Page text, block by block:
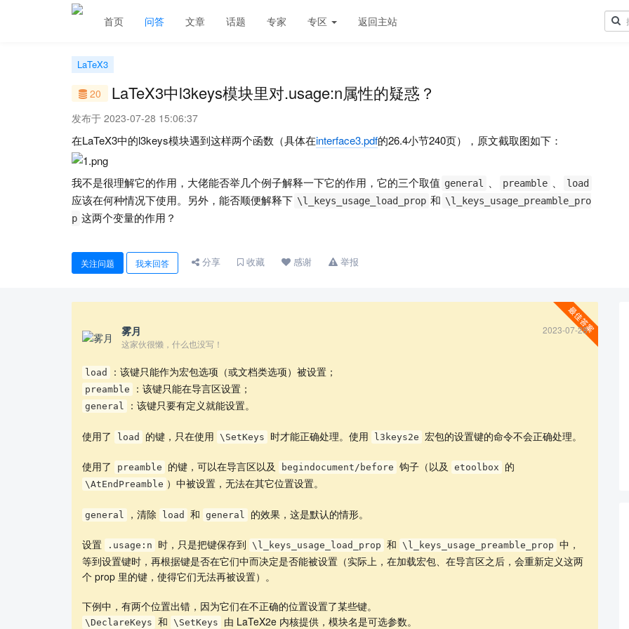
首页 问答 文章 话题 专家 专区 返回主站
LaTeX3
20 LaTeX3中l3keys模块里对.usage:n属性的疑惑？
发布于 2023-07-28 15:06:37
在LaTeX3中的l3keys模块遇到这样两个函数（具体在interface3.pdf的26.4小节240页），原文截取图如下：
我不是很理解它的作用，大佬能否举几个例子解释一下它的作用，它的三个取值 general preamble load
应该在何种情况下使用。另外，能否顺便解释下 \l_keys_usage_load_prop 和 \l_keys_usage_preamble_pro
p 这两个变量的作用？
关注问题 我来回答 分享 收藏 感谢 举报
雾月
2023-07-28
这家伙很懒，什么也没写！
load ：该键只能作为宏包选项（或文档类选项）被设置；
preamble ：该键只能在导言区设置；
general ：该键只要有定义就能设置。
使用了 load 的键，只在使用 \SetKeys 时才能正确处理。使用 l3keys2e 宏包的设置键的命令不会正确处理。
使用了 preamble 的键，可以在导言区以及 begindocument/before 钩子（以及 etoolbox 的
\AtEndPreamble ）中被设置，无法在其它位置设置。
general ，清除 load 和 general 的效果，这是默认的情形。
设置 .usage:n 时，只是把键保存到 \l_keys_usage_load_prop 和 \l_keys_usage_preamble_prop 中，
等到设置键时，再根据键是否在它们中而决定是否能被设置（实际上，在加载宏包、在导言区之后，会重新定义这两
个 prop 里的键，使得它们无法再被设置）。
下例中，有两个位置出错，因为它们在不正确的位置设置了某些键。
\DeclareKeys 和 \SetKeys 由 LaTeX2e 内核提供，模块名是可选参数。